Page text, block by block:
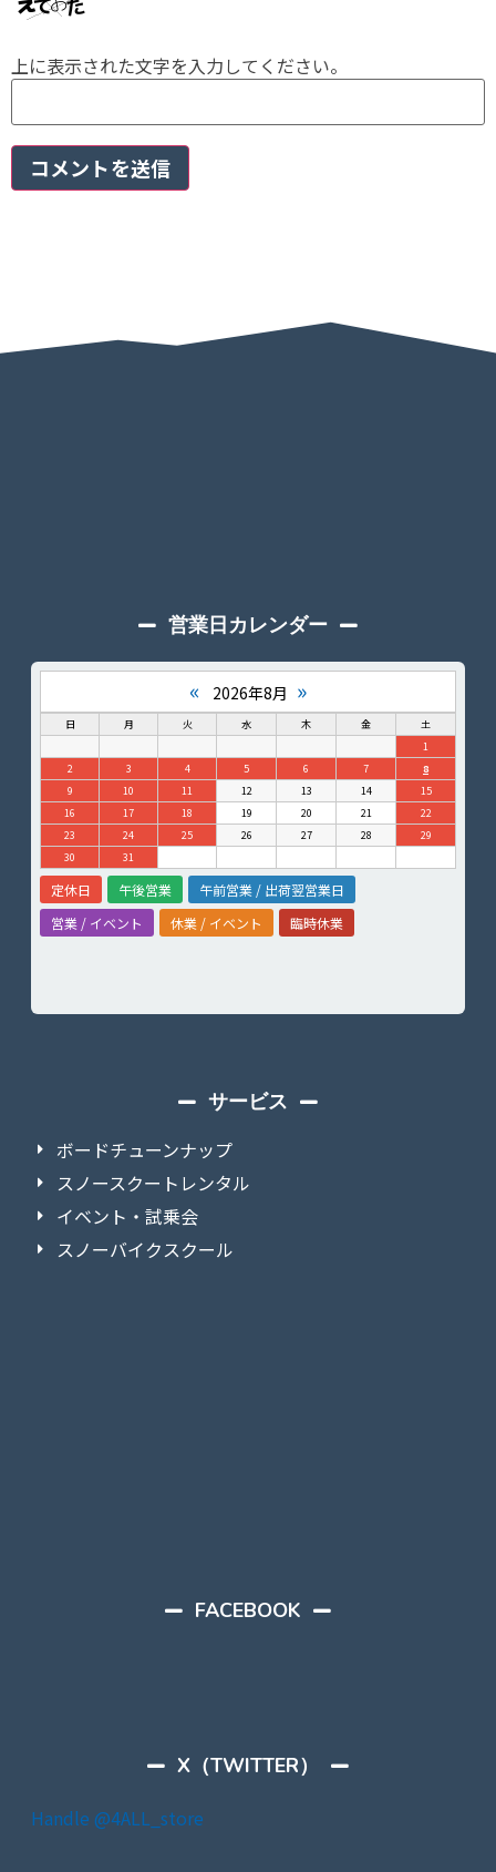
上に表示された文字を入力してください。
営業日カレンダー
« 2026年8月 »
日 月 火 水 木 金
土
1
2
3 4 5 6 7
8
9
10 11 12 13 14
15
16
17 18 19 20 21
22
23
24 25 26 27 28
29
30
31
定休日 午後営業
午前営業 / 出荷翌営業日
営業 / イベント
休業 / イベント 臨時休業
サービス
ボードチューンナップ
スノースクートレンタル
イベント・試乗会
スノーバイクスクール
FACEBOOK
X（TWITTER）
Handle @4ALL_store